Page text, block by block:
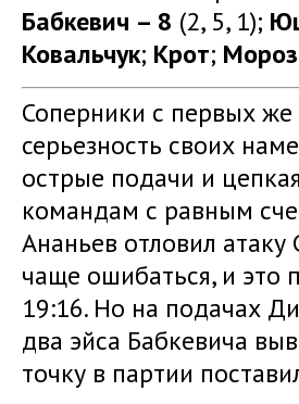
Бабкевич – 8 (2, 5, 1);
Ковальчук; Крот;
Соперники с первых
серьезность своих
острые подачи и
командам с равным
Ананьев отловил
чаще ошибаться, и это
19:16. Но на подачах
два эйса Бабкевича
точку в партии